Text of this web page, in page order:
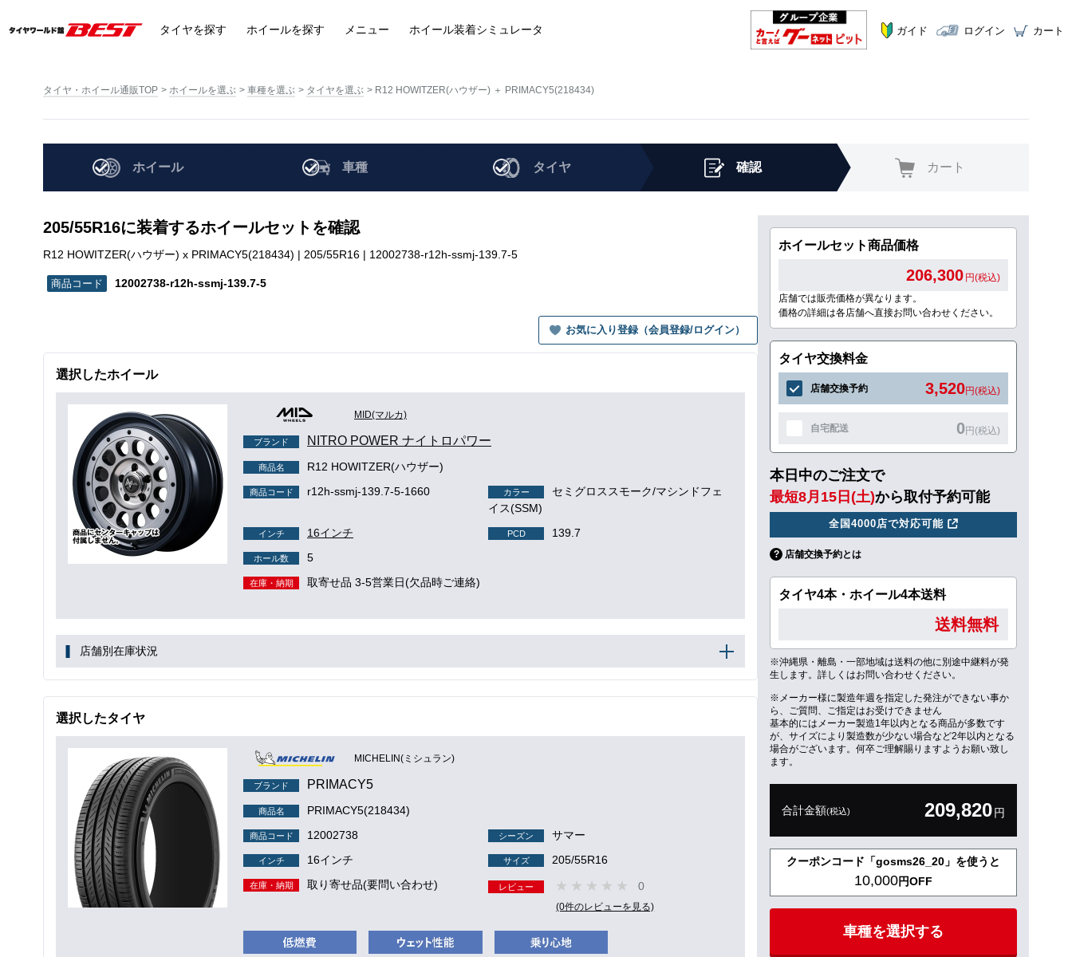
タイヤを探す ホイールを探す メニュー ホイール装着シミュレータ ガイド ログイン カート
タイヤ・ホイール通販TOP ホイールを選ぶ 車種を選ぶ タイヤを選ぶ R12 HOWITZER(ハウザー) ＋ PRIMACY5(218434)
ホイール 車種 タイヤ 確認 カート
205/55R16に装着するホイールセットを確認
R12 HOWITZER(ハウザー) x PRIMACY5(218434) | 205/55R16 | 12002738-r12h-ssmj-139.7-5
12002738-r12h-ssmj-139.7-5
お気に入り登録（会員登録/ログイン）
選択したホイール
MID(マルカ)
ブランド NITRO POWER ナイトロパワー
商品名 R12 HOWITZER(ハウザー)
商品コード r12h-ssmj-139.7-5-1660 カラー
セミグロススモーク/マシンドフェ
イス(SSM)
インチ 16インチ PCD 139.7
ホール数 5
在庫・納期 取寄せ品 3-5営業日(欠品時ご連絡)
店舗別在庫状況
選択したタイヤ
MICHELIN(ミシュラン)
ブランド PRIMACY5
商品名 PRIMACY5(218434)
商品コード 12002738 シーズン サマー
インチ 16インチ サイズ 205/55R16
在庫・納期 取り寄せ品(要問い合わせ) レビュー 0
(0件のレビューを見る)
ホイールセット商品価格
206,300 円(税込)
店舗では販売価格が異なります。
価格の詳細は各店舗へ直接お問い合わせください。
タイヤ交換料金
店舗交換予約 3,520円(税込)
自宅配送 0円(税込)
本日中のご注文で
最短8月15日(土)から取付予約可能
全国4000店で対応可能
店舗交換予約とは
タイヤ4本・ホイール4本送料
送料無料
※沖縄県・離島・一部地域は送料の他に別途中継料が発
生します。詳しくはお問い合わせください。
※メーカー様に製造年週を指定した発注ができない事か
ら、ご質問、ご指定はお受けできません
基本的にはメーカー製造1年以内となる商品が多数です
が、サイズにより製造数が少ない場合など2年以内となる
場合がございます。何卒ご理解賜りますようお願い致し
ます。
合計金額(税込) 209,820円
クーポンコード「gosms26_20」を使うと
10,000円OFF
車種を選択する